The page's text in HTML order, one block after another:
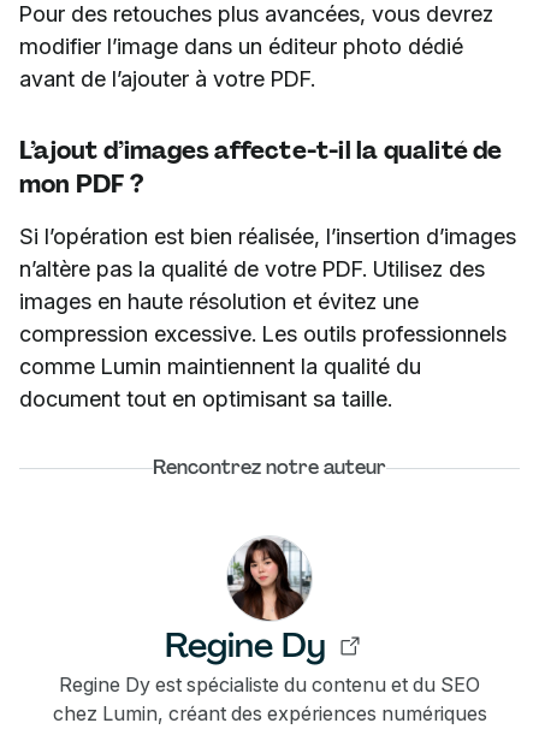
Pour des retouches plus avancées, vous devrez
modifier l’image dans un éditeur photo dédié
avant de l’ajouter à votre PDF.
L’ajout d’images affecte-t-il la qualité de
mon PDF ?
Si l’opération est bien réalisée, l’insertion d’images
n’altère pas la qualité de votre PDF. Utilisez des
images en haute résolution et évitez une
compression excessive. Les outils professionnels
comme Lumin maintiennent la qualité du
document tout en optimisant sa taille.
Rencontrez notre auteur
Regine Dy
Regine Dy est spécialiste du contenu et du SEO
chez Lumin, créant des expériences numériques